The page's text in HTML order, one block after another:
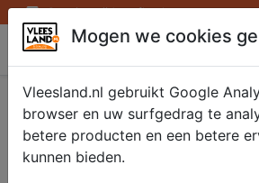
Openingstijden afhaalpunten
Vleesland
Runder lende
Mogen we cookies
Vleesland.nl gebruikt Google
browser en uw surfgedrag te
betere producten en een betere
kunnen bieden.